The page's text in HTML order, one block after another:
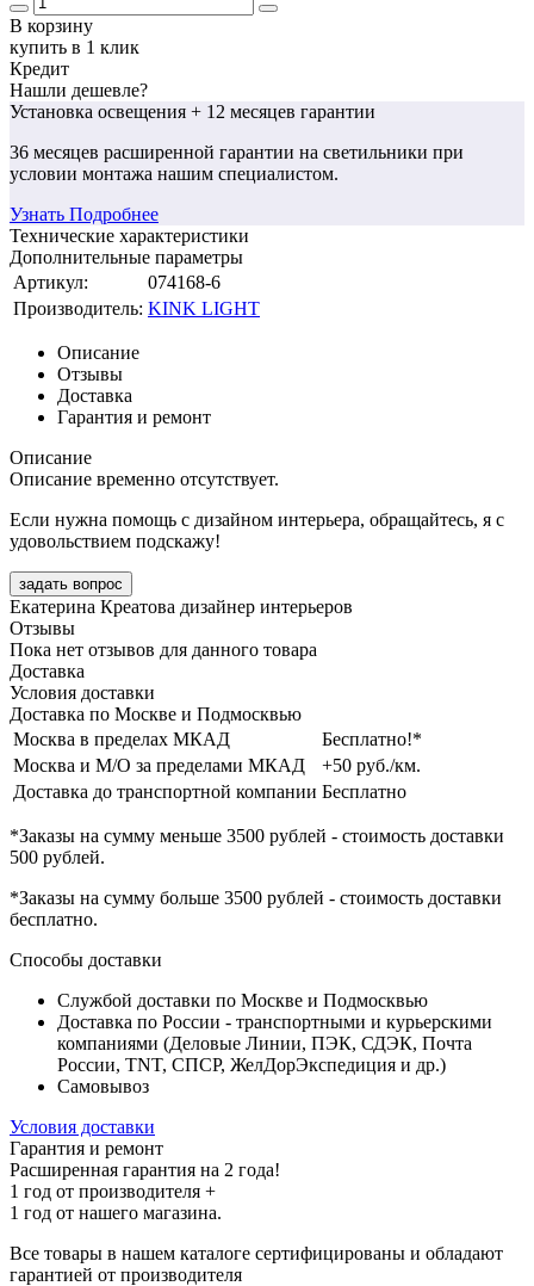
В корзину
купить в 1 клик
Кредит
Нашли дешевле?
Установка освещения + 12 месяцев гарантии
36 месяцев расширенной гарантии на светильники при
условии монтажа нашим специалистом.
Узнать Подробнее
Технические характеристики
Дополнительные параметры
Артикул:
074168-6
Производитель: KINK LIGHT
Описание
Отзывы
Доставка
Гарантия и ремонт
Описание
Описание временно отсутствует.
Если нужна помощь с дизайном интерьера, обращайтесь, я с
удовольствием подскажу!
задать вопрос
Екатерина Креатова дизайнер интерьеров
Отзывы
Пока нет отзывов для данного товара
Доставка
Условия доставки
Доставка по Москве и Подмосквью
Москва в пределах МКАД
Бесплатно!*
Москва и М/О за пределами МКАД
+50 руб./км.
Доставка до транспортной компании Бесплатно
*Заказы на сумму меньше 3500 рублей - стоимость доставки
500 рублей.
*Заказы на сумму больше 3500 рублей - стоимость доставки
бесплатно.
Способы доставки
Службой доставки по Москве и Подмосквью
Доставка по России - транспортными и курьерскими
компаниями (Деловые Линии, ПЭК, СДЭК, Почта
России, TNT, СПСР, ЖелДорЭкспедиция и др.)
Самовывоз
Условия доставки
Гарантия и ремонт
Расширенная гарантия на 2 года!
1 год от производителя +
1 год от нашего магазина.
Все товары в нашем каталоге сертифицированы и обладают
гарантией от производителя